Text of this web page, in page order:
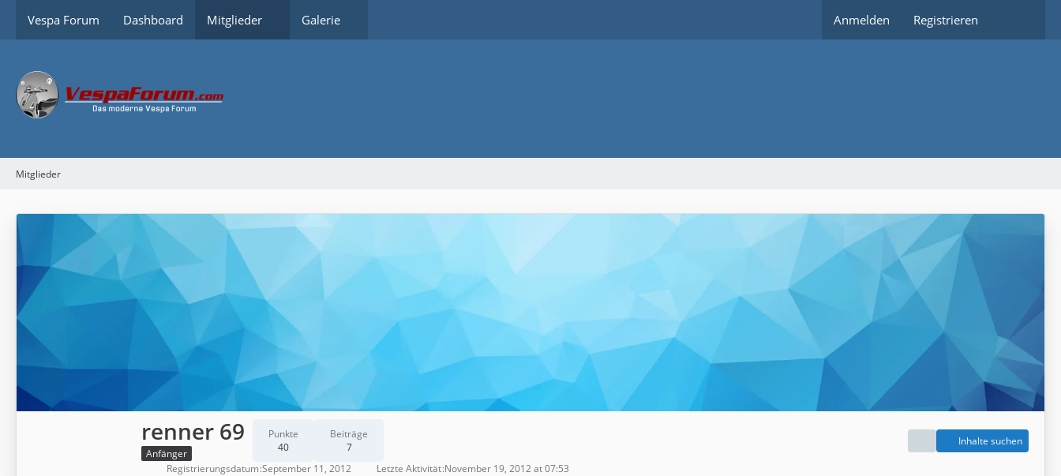
Vespa Forum Dashboard Mitglieder Galerie Anmelden Registrieren
Mitglieder
renner 69
Anfänger
Punkte
40
Beiträge
7
Inhalte suchen
Registrierungsdatum September 11, 2012 Letzte Aktivität November 19, 2012 at 07:53